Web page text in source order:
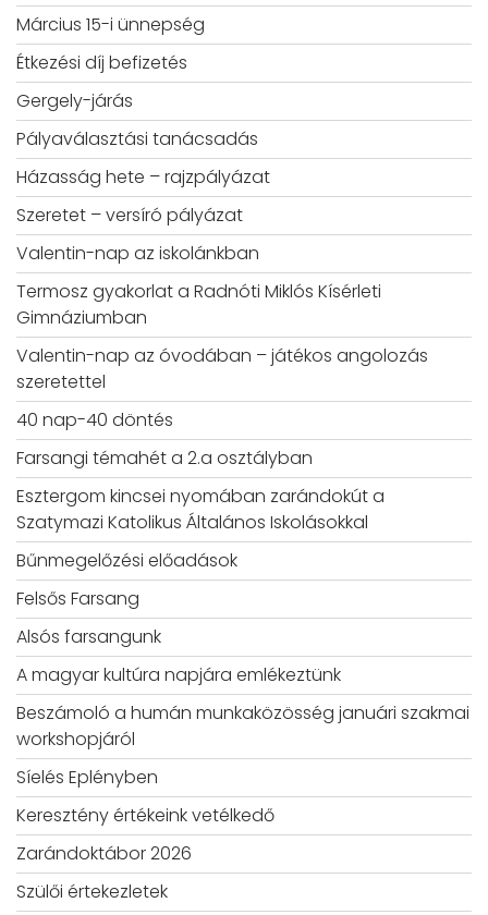
Március 15-i ünnepség
Étkezési díj befizetés
Gergely-járás
Pályaválasztási tanácsadás
Házasság hete – rajzpályázat
Szeretet – versíró pályázat
Valentin-nap az iskolánkban
Termosz gyakorlat a Radnóti Miklós Kísérleti
Gimnáziumban
Valentin-nap az óvodában – játékos angolozás
szeretettel
40 nap-40 döntés
Farsangi témahét a 2.a osztályban
Esztergom kincsei nyomában zarándokút a
Szatymazi Katolikus Általános Iskolásokkal
Bűnmegelőzési előadások
Felsős Farsang
Alsós farsangunk
A magyar kultúra napjára emlékeztünk
Beszámoló a humán munkaközösség januári szakmai
workshopjáról
Síelés Eplényben
Keresztény értékeink vetélkedő
Zarándoktábor 2026
Szülői értekezletek